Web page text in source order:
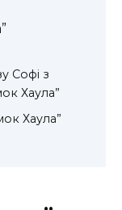
Софі з
Хаула”
Хаула”